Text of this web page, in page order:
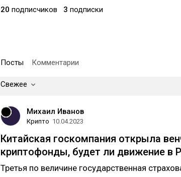
20 подписчиков 3 подписки
Посты Комментарии
Свежее
Михаил Иванов
Крипто 10.04.2023
Китайская госкомпания открыла
криптофонды, будет ли движение в
Третья по величине государственная